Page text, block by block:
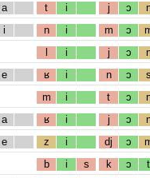
a t i j ɔ
i n i m ɔ
l i j ɔ
e ʁ i n ɔ s
m i t ɔ
a ʁ i j ɔ
e z i dj ɔ
b i s k ɔ t